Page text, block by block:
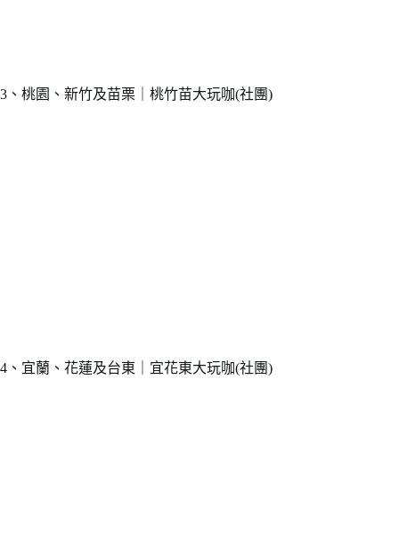
3、桃園、新竹及苗栗｜桃竹苗大玩咖(社團)
4、宜蘭、花蓮及台東｜宜花東大玩咖(社團)